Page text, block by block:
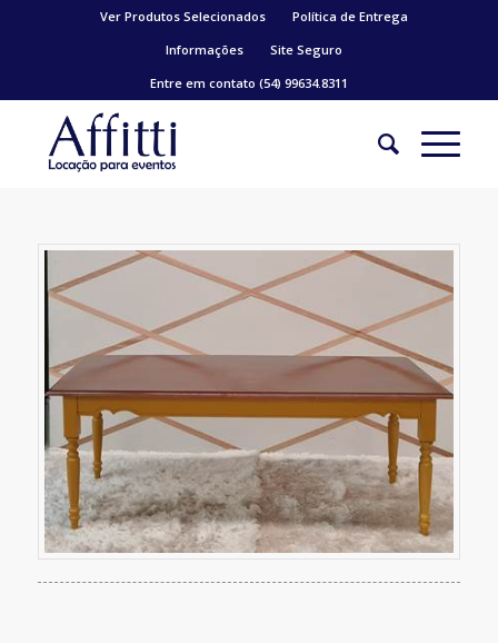
Ver Produtos Selecionados
Política de Entrega
Informações
Site Seguro
Entre em contato (54) 99634.8311